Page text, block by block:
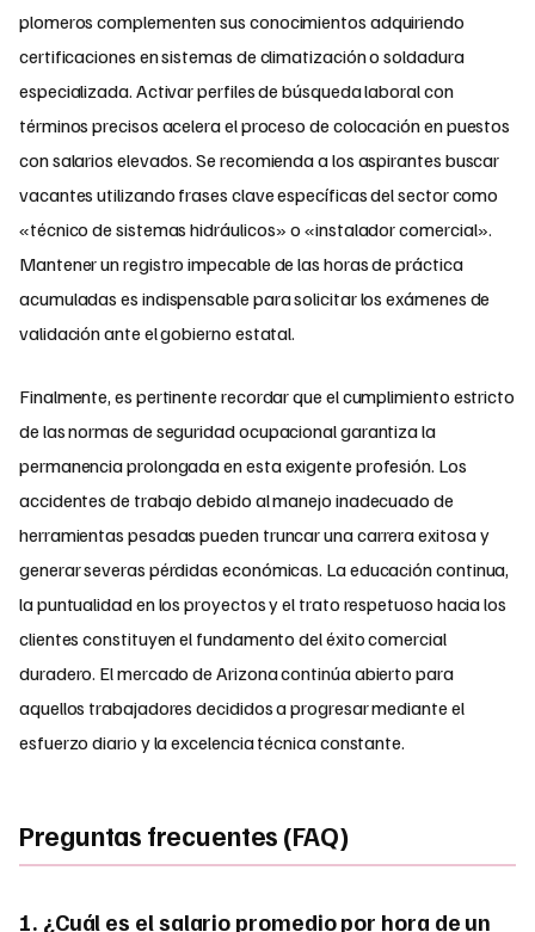
plomeros complementen sus conocimientos adquiriendo
certificaciones en sistemas de climatización o soldadura
especializada. Activar perfiles de búsqueda laboral con
términos precisos acelera el proceso de colocación en puestos
con salarios elevados. Se recomienda a los aspirantes buscar
vacantes utilizando frases clave específicas del sector como
«técnico de sistemas hidráulicos» o «instalador comercial».
Mantener un registro impecable de las horas de práctica
acumuladas es indispensable para solicitar los exámenes de
validación ante el gobierno estatal.
Finalmente, es pertinente recordar que el cumplimiento estricto
de las normas de seguridad ocupacional garantiza la
permanencia prolongada en esta exigente profesión. Los
accidentes de trabajo debido al manejo inadecuado de
herramientas pesadas pueden truncar una carrera exitosa y
generar severas pérdidas económicas. La educación continua,
la puntualidad en los proyectos y el trato respetuoso hacia los
clientes constituyen el fundamento del éxito comercial
duradero. El mercado de Arizona continúa abierto para
aquellos trabajadores decididos a progresar mediante el
esfuerzo diario y la excelencia técnica constante.
Preguntas frecuentes (FAQ)
1. ¿Cuál es el salario promedio por hora de un